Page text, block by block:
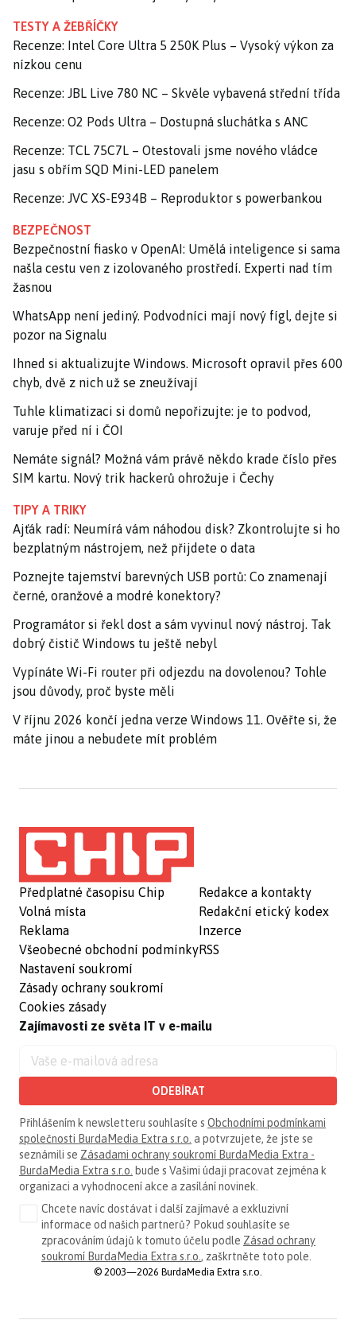
TESTY A ŽEBŘÍČKY
Recenze: Intel Core Ultra 5 250K Plus – Vysoký výkon za
nízkou cenu
Recenze: JBL Live 780 NC – Skvěle vybavená střední třída
Recenze: O2 Pods Ultra – Dostupná sluchátka s ANC
Recenze: TCL 75C7L – Otestovali jsme nového vládce
jasu s obřím SQD Mini-LED panelem
Recenze: JVC XS-E934B – Reproduktor s powerbankou
BEZPEČNOST
Bezpečnostní fiasko v OpenAI: Umělá inteligence si sama
našla cestu ven z izolovaného prostředí. Experti nad tím
žasnou
WhatsApp není jediný. Podvodníci mají nový fígl, dejte si
pozor na Signalu
Ihned si aktualizujte Windows. Microsoft opravil přes 600
chyb, dvě z nich už se zneužívají
Tuhle klimatizaci si domů nepořizujte: je to podvod,
varuje před ní i ČOI
Nemáte signál? Možná vám právě někdo krade číslo přes
SIM kartu. Nový trik hackerů ohrožuje i Čechy
TIPY A TRIKY
Ajťák radí: Neumírá vám náhodou disk? Zkontrolujte si ho
bezplatným nástrojem, než přijdete o data
Poznejte tajemství barevných USB portů: Co znamenají
černé, oranžové a modré konektory?
Programátor si řekl dost a sám vyvinul nový nástroj. Tak
dobrý čistič Windows tu ještě nebyl
Vypínáte Wi-Fi router při odjezdu na dovolenou? Tohle
jsou důvody, proč byste měli
V říjnu 2026 končí jedna verze Windows 11. Ověřte si, že
máte jinou a nebudete mít problém
Předplatné časopisu Chip
Volná místa
Reklama
Všeobecné obchodní podmínky
Nastavení soukromí
Zásady ochrany soukromí
Cookies zásady
Redakce a kontakty
Redakční etický kodex
Inzerce
RSS
Zajímavosti ze světa IT v e-mailu
ODEBÍRAT
Přihlášením k newsletteru souhlasíte s Obchodními podmínkami
společnosti BurdaMedia Extra s.r.o. a potvrzujete, že jste se
seznámili se Zásadami ochrany soukromí BurdaMedia Extra -
BurdaMedia Extra s.r.o. bude s Vašimi údaji pracovat zejména k
organizaci a vyhodnocení akce a zasílání novinek.
Chcete navíc dostávat i další zajímavé a exkluzivní
informace od našich partnerů? Pokud souhlasíte se
zpracováním údajů k tomuto účelu podle Zásad ochrany
soukromí BurdaMedia Extra s.r.o. , zaškrtněte toto pole.
© 2003—2026 BurdaMedia Extra s.r.o.